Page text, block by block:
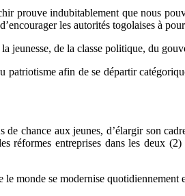
prouve indubitablement que nous
les autorités togolaises à
jeunesse, de la classe politique, du
afin de se départir
chance aux jeunes, d’élargir son
réformes entreprises dans les deux
monde se modernise quotidiennement